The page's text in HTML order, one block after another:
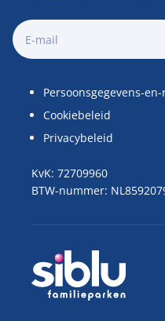
KvK: 72709960
BTW-nummer:
Persoonsgegevens-
Cookiebeleid
Privacybeleid